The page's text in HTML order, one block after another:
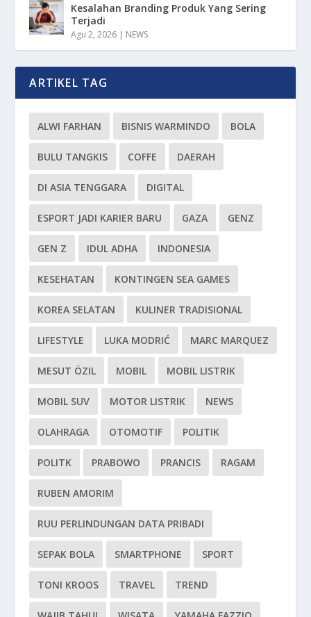
Kesalahan Branding Produk Yang Sering
Terjadi
Agu 2, 2026 | NEWS
ARTIKEL TAG
ALWI FARHAN BISNIS WARMINDO BOLA
BULU TANGKIS COFFE DAERAH
DI ASIA TENGGARA DIGITAL
ESPORT JADI KARIER BARU GAZA GENZ
GEN Z IDUL ADHA INDONESIA
KESEHATAN KONTINGEN SEA GAMES
KOREA SELATAN KULINER TRADISIONAL
LIFESTYLE LUKA MODRIĆ MARC MARQUEZ
MESUT ÖZIL MOBIL MOBIL LISTRIK
MOBIL SUV MOTOR LISTRIK NEWS
OLAHRAGA OTOMOTIF POLITIK
POLITK PRABOWO PRANCIS RAGAM
RUBEN AMORIM
RUU PERLINDUNGAN DATA PRIBADI
SEPAK BOLA SMARTPHONE SPORT
TONI KROOS TRAVEL TREND